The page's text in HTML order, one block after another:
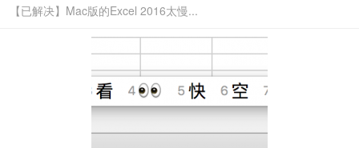
【已解决】Mac版的Excel 2016太慢...